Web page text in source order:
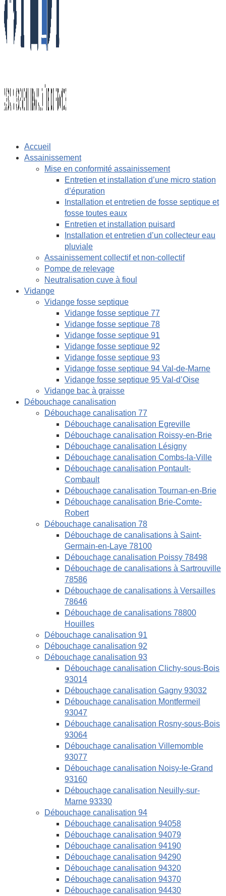
Accueil
Assainissement
Mise en conformité assainissement
Entretien et installation d’une micro station
d’épuration
Installation et entretien de fosse septique et
fosse toutes eaux
Entretien et installation puisard
Installation et entretien d’un collecteur eau
pluviale
Assainissement collectif et non-collectif
Pompe de relevage
Neutralisation cuve à fioul
Vidange
Vidange fosse septique
Vidange fosse septique 77
Vidange fosse septique 78
Vidange fosse septique 91
Vidange fosse septique 92
Vidange fosse septique 93
Vidange fosse septique 94 Val-de-Marne
Vidange fosse septique 95 Val-d’Oise
Vidange bac à graisse
Débouchage canalisation
Débouchage canalisation 77
Débouchage canalisation Egreville
Débouchage canalisation Roissy-en-Brie
Débouchage canalisation Lésigny
Débouchage canalisation Combs-la-Ville
Débouchage canalisation Pontault-
Combault
Débouchage canalisation Tournan-en-Brie
Débouchage canalisation Brie-Comte-
Robert
Débouchage canalisation 78
Débouchage de canalisations à Saint-
Germain-en-Laye 78100
Débouchage canalisation Poissy 78498
Débouchage de canalisations à Sartrouville
78586
Débouchage de canalisations à Versailles
78646
Débouchage de canalisations 78800
Houilles
Débouchage canalisation 91
Débouchage canalisation 92
Débouchage canalisation 93
Débouchage canalisation Clichy-sous-Bois
93014
Débouchage canalisation Gagny 93032
Débouchage canalisation Montfermeil
93047
Débouchage canalisation Rosny-sous-Bois
93064
Débouchage canalisation Villemomble
93077
Débouchage canalisation Noisy-le-Grand
93160
Débouchage canalisation Neuilly-sur-
Marne 93330
Débouchage canalisation 94
Débouchage canalisation 94058
Débouchage canalisation 94079
Débouchage canalisation 94190
Débouchage canalisation 94290
Débouchage canalisation 94320
Débouchage canalisation 94370
Débouchage canalisation 94430